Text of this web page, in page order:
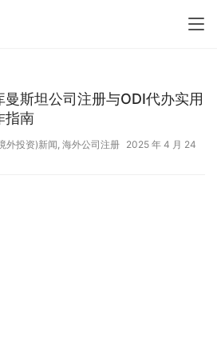
曼斯坦公司注册与ODI代办实用
指南
外投资)新闻, 海外公司注册 2025 年 4 月 24